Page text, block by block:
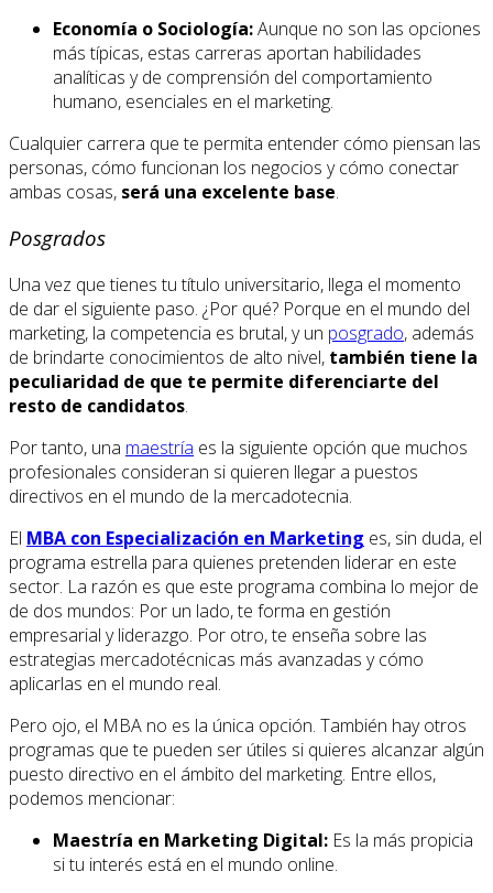
Economía o Sociología:Aunque no son las opciones
más típicas, estas carreras aportan habilidades
analíticas y de comprensión del comportamiento
humano, esenciales en el marketing.
Cualquier carrera que te permita entender cómo piensan las
personas, cómo funcionan los negocios y cómo conectar
ambas cosas, será una excelente base.
Posgrados
Una vez que tienes tu título universitario, llega el momento
de dar el siguiente paso. ¿Por qué? Porque en el mundo del
marketing, la competencia es brutal, y un posgrado, además
de brindarte conocimientos de alto nivel, también tiene la
peculiaridad de que te permite diferenciarte del
resto de candidatos.
Por tanto, una maestría es la siguiente opción que muchos
profesionales consideran si quieren llegar a puestos
directivos en el mundo de la mercadotecnia.
El MBA con Especialización en Marketing es, sin duda, el
programa estrella para quienes pretenden liderar en este
sector. La razón es que este programa combina lo mejor de
de dos mundos: Por un lado, te forma en gestión
empresarial y liderazgo. Por otro, te enseña sobre las
estrategias mercadotécnicas más avanzadas y cómo
aplicarlas en el mundo real.
Pero ojo, el MBA no es la única opción. También hay otros
programas que te pueden ser útiles si quieres alcanzar algún
puesto directivo en el ámbito del marketing. Entre ellos,
podemos mencionar:
Maestría en Marketing Digital: Es la más propicia
si tu interés está en el mundo online.